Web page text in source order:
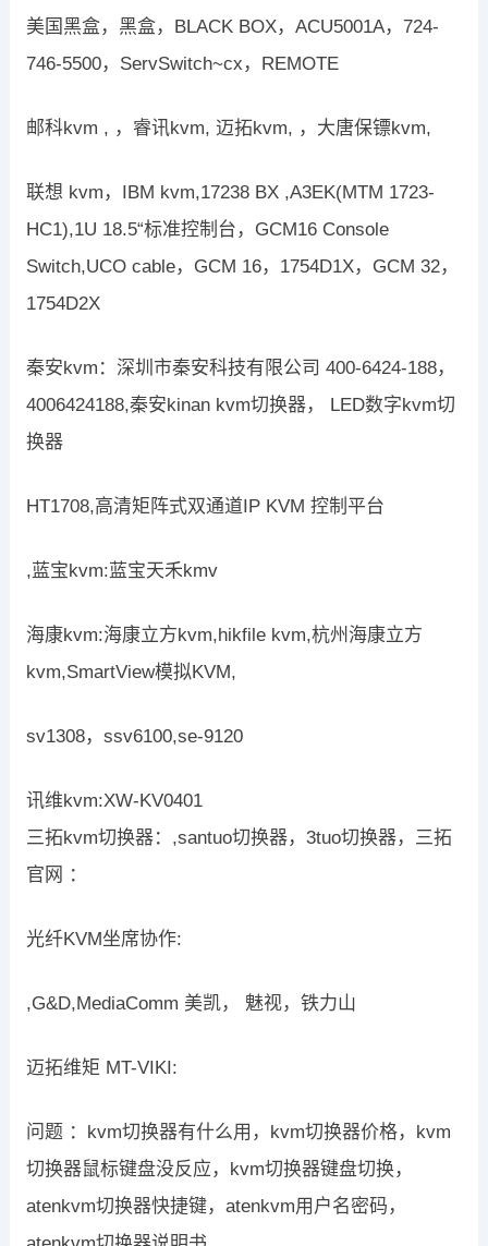
美国黑盒，黑盒，BLACK BOX，ACU5001A，724-
746-5500，ServSwitch~cx，REMOTE
邮科kvm , ，睿讯kvm, 迈拓kvm, ，大唐保镖kvm,
联想 kvm，IBM kvm,17238 BX ,A3EK(MTM 1723-
HC1),1U 18.5“标准控制台，GCM16 Console
Switch,UCO cable，GCM 16，1754D1X，GCM 32，
1754D2X
秦安kvm：深圳市秦安科技有限公司 400-6424-188，
4006424188,秦安kinan kvm切换器， LED数字kvm切
换器
HT1708,高清矩阵式双通道IP KVM 控制平台
,蓝宝kvm:蓝宝天禾kmv
海康kvm:海康立方kvm,hikfile kvm,杭州海康立方
kvm,SmartView模拟KVM,
sv1308，ssv6100,se-9120
讯维kvm:XW-KV0401
三拓kvm切换器：,santuo切换器，3tuo切换器，三拓
官网 ：
光纤KVM坐席协作:
,G&D,MediaComm 美凯， 魅视，铁力山
迈拓维矩 MT-VIKI:
问题 ：kvm切换器有什么用，kvm切换器价格，kvm
切换器鼠标键盘没反应，kvm切换器键盘切换，
atenkvm切换器快捷键，atenkvm用户名密码，